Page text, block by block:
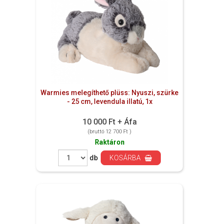
Warmies melegíthető plüss: Nyuszi, szürke
- 25 cm, levendula illatú, 1x
10 000 Ft + Áfa
(bruttó 12 700 Ft )
Raktáron
db
KOSÁRBA